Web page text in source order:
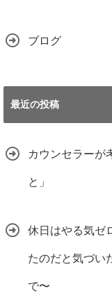
ブログ
最近の投稿
カウンセラーが
と」
休日はやる気ゼ
たのだと気づい
で〜